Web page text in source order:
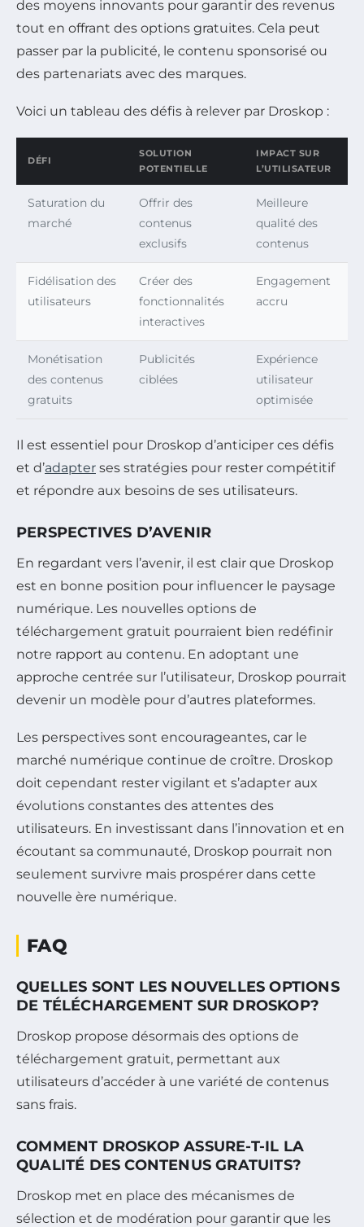
des moyens innovants pour garantir des revenus
tout en offrant des options gratuites. Cela peut
passer par la publicité, le contenu sponsorisé ou
des partenariats avec des marques.
Voici un tableau des défis à relever par Droskop :
DÉFI
SOLUTION
POTENTIELLE
IMPACT SUR
L’UTILISATEUR
Saturation du
marché
Offrir des
contenus
exclusifs
Meilleure
qualité des
contenus
Fidélisation des
utilisateurs
Créer des
fonctionnalités
interactives
Engagement
accru
Monétisation
des contenus
gratuits
Publicités
ciblées
Expérience
utilisateur
optimisée
Il est essentiel pour Droskop d’anticiper ces défis
et d’adapter ses stratégies pour rester compétitif
et répondre aux besoins de ses utilisateurs.
PERSPECTIVES D’AVENIR
En regardant vers l’avenir, il est clair que Droskop
est en bonne position pour influencer le paysage
numérique. Les nouvelles options de
téléchargement gratuit pourraient bien redéfinir
notre rapport au contenu. En adoptant une
approche centrée sur l’utilisateur, Droskop pourrait
devenir un modèle pour d’autres plateformes.
Les perspectives sont encourageantes, car le
marché numérique continue de croître. Droskop
doit cependant rester vigilant et s’adapter aux
évolutions constantes des attentes des
utilisateurs. En investissant dans l’innovation et en
écoutant sa communauté, Droskop pourrait non
seulement survivre mais prospérer dans cette
nouvelle ère numérique.
FAQ
QUELLES SONT LES NOUVELLES OPTIONS
DE TÉLÉCHARGEMENT SUR DROSKOP?
Droskop propose désormais des options de
téléchargement gratuit, permettant aux
utilisateurs d’accéder à une variété de contenus
sans frais.
COMMENT DROSKOP ASSURE-T-IL LA
QUALITÉ DES CONTENUS GRATUITS?
Droskop met en place des mécanismes de
sélection et de modération pour garantir que les